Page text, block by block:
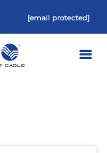
[email protected]